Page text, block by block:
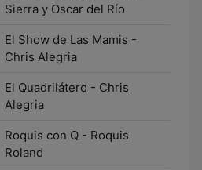
Sierra y Oscar del Río
El Show de Las Mamis -
Chris Alegria
El Quadrilátero - Chris
Alegria
Roquis con Q - Roquis
Roland